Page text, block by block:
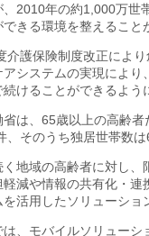
、2010年の約1,000万世
きる環境を整えること
介護保険制度改正によ
アシステムの実現によ
けることができるよう
省は、65歳以上の高齢
、そのうち独居世帯数
く地域の高齢者に対し
軽減や情報の共有化・連
活用したソリューショ
は、モバイルソリュー